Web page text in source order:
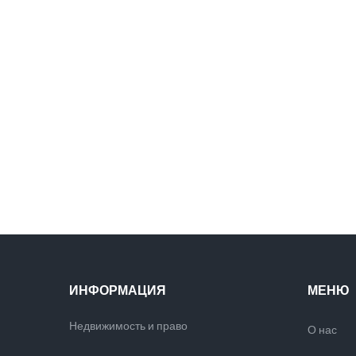
ИНФОРМАЦИЯ
Недвижимость и право
МЕНЮ
О нас